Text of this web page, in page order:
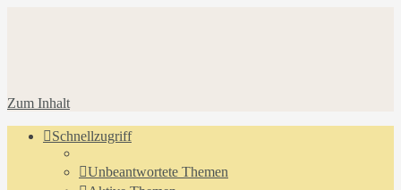
Zum Inhalt
Schnellzugriff
Unbeantwortete Themen